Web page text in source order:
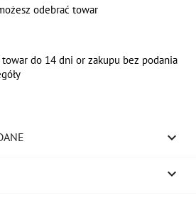
odebrać towar
do 14 dni or zakupu bez podania

